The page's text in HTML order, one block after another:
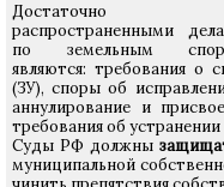
Достаточно
распространенными
по земельным
являются: требования о
(ЗУ), споры об
аннулирование и
требования об
Суды РФ должны
муниципальной